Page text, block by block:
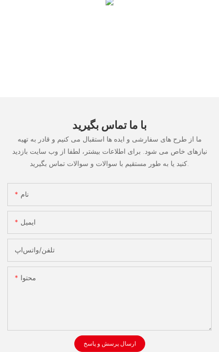
با ما تماس بگیرید
ما از طرح های سفارشی و ایده ها استقبال می کنیم و قادر به تهیه
نیازهای خاص می شود. برای اطلاعات بیشتر، لطفا از وب سایت بازدید
نام
ایمیل
تلفن/واتس‌اپ
محتوا
ارسال پرسش و پاسخ